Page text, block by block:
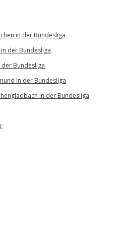
in der Bundesliga
der Bundesliga
der Bundesliga
in der Bundesliga
in der Bundesliga